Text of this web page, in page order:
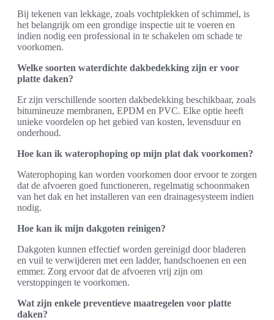
Bij tekenen van lekkage, zoals vochtplekken of schimmel, is
het belangrijk om een grondige inspectie uit te voeren en
indien nodig een professional in te schakelen om schade te
voorkomen.
Welke soorten waterdichte dakbedekking zijn er voor
platte daken?
Er zijn verschillende soorten dakbedekking beschikbaar, zoals
bitumineuze membranen, EPDM en PVC. Elke optie heeft
unieke voordelen op het gebied van kosten, levensduur en
onderhoud.
Hoe kan ik waterophoping op mijn plat dak voorkomen?
Waterophoping kan worden voorkomen door ervoor te zorgen
dat de afvoeren goed functioneren, regelmatig schoonmaken
van het dak en het installeren van een drainagesysteem indien
nodig.
Hoe kan ik mijn dakgoten reinigen?
Dakgoten kunnen effectief worden gereinigd door bladeren
en vuil te verwijderen met een ladder, handschoenen en een
emmer. Zorg ervoor dat de afvoeren vrij zijn om
verstoppingen te voorkomen.
Wat zijn enkele preventieve maatregelen voor platte
daken?